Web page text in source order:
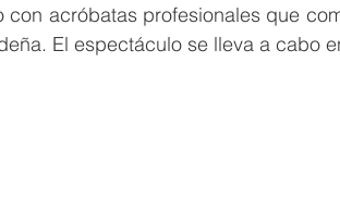
con acróbatas profesionales que
El espectáculo se lleva a cabo